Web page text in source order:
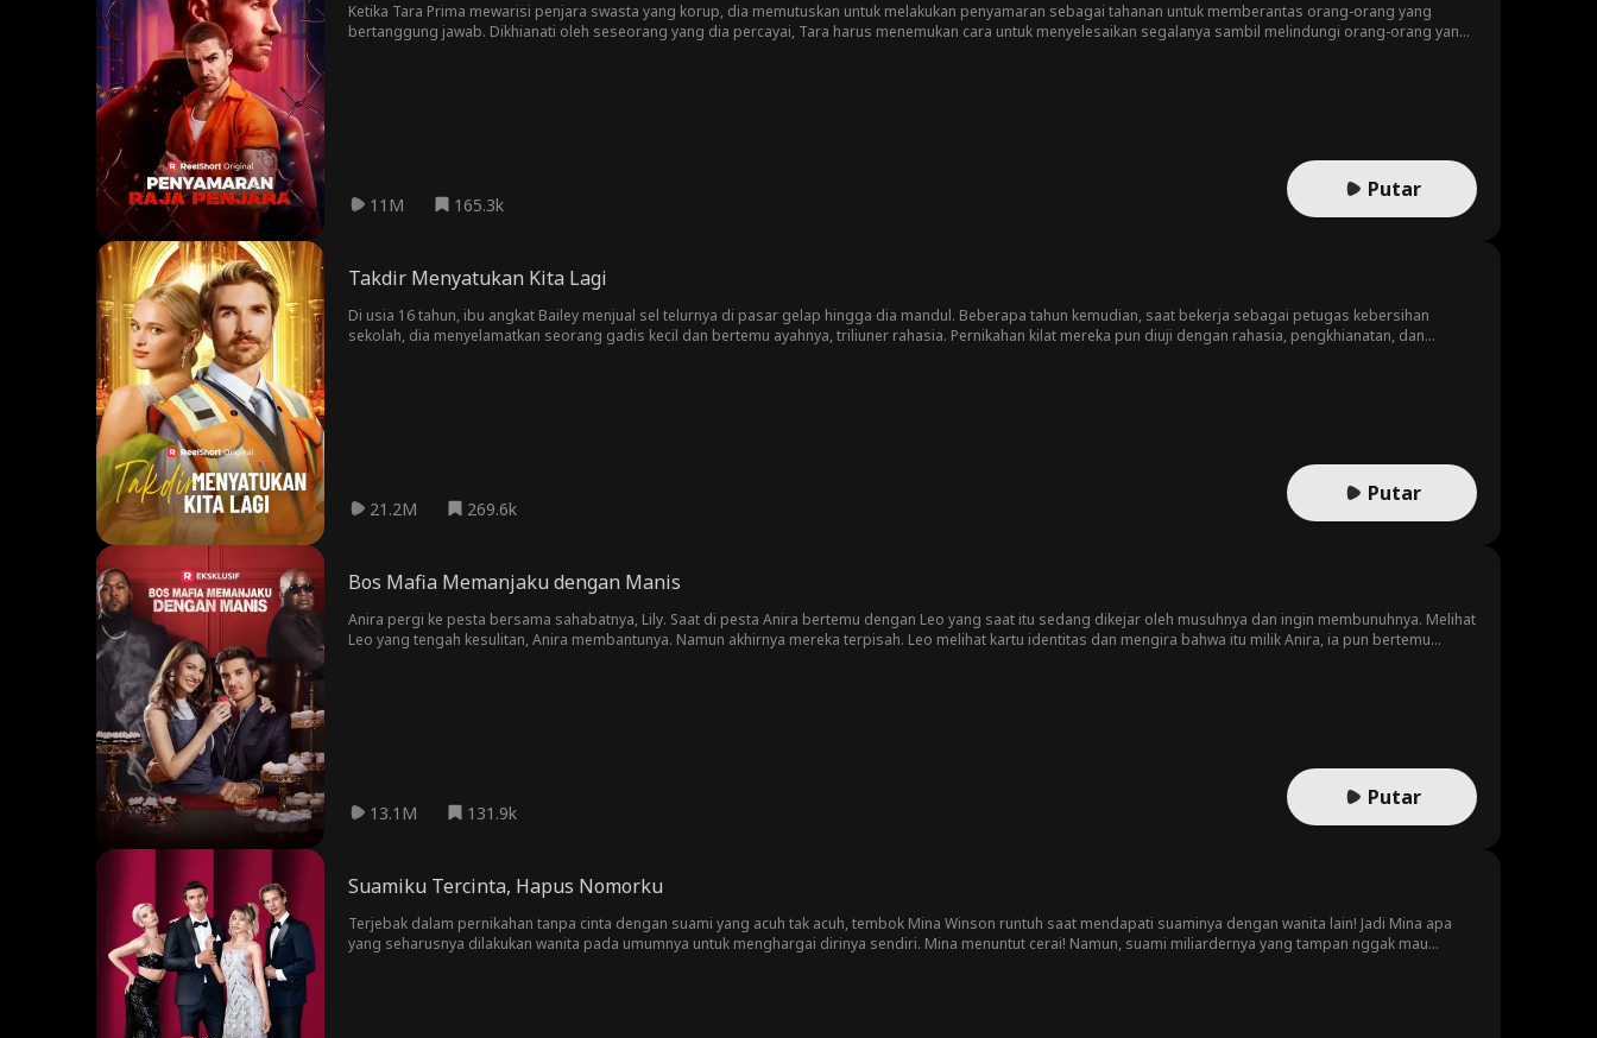
Ketika Tara Prima mewarisi penjara swasta yang korup, dia memutuskan untuk melakukan penyamaran sebagai tahanan untuk memberantas orang-orang yang
bertanggung jawab. Dikhianati oleh seseorang yang dia percayai, Tara harus menemukan cara untuk menyelesaikan segalanya sambil melindungi orang-orang yang
11M 165.3k
Putar
Takdir Menyatukan Kita Lagi
Di usia 16 tahun, ibu angkat Bailey menjual sel telurnya di pasar gelap hingga dia mandul. Beberapa tahun kemudian, saat bekerja sebagai petugas kebersihan
sekolah, dia menyelamatkan seorang gadis kecil dan bertemu ayahnya, triliuner rahasia. Pernikahan kilat mereka pun diuji dengan rahasia, pengkhianatan, dan
21.2M 269.6k
Putar
Bos Mafia Memanjaku dengan Manis
Anira pergi ke pesta bersama sahabatnya, Lily. Saat di pesta Anira bertemu dengan Leo yang saat itu sedang dikejar oleh musuhnya dan ingin membunuhnya. Melihat
Leo yang tengah kesulitan, Anira membantunya. Namun akhirnya mereka terpisah. Leo melihat kartu identitas dan mengira bahwa itu milik Anira, ia pun bertemu
13.1M 131.9k
Putar
Suamiku Tercinta, Hapus Nomorku
Terjebak dalam pernikahan tanpa cinta dengan suami yang acuh tak acuh, tembok Mina Winson runtuh saat mendapati suaminya dengan wanita lain! Jadi Mina apa
yang seharusnya dilakukan wanita pada umumnya untuk menghargai dirinya sendiri. Mina menuntut cerai! Namun, suami miliardernya yang tampan nggak mau